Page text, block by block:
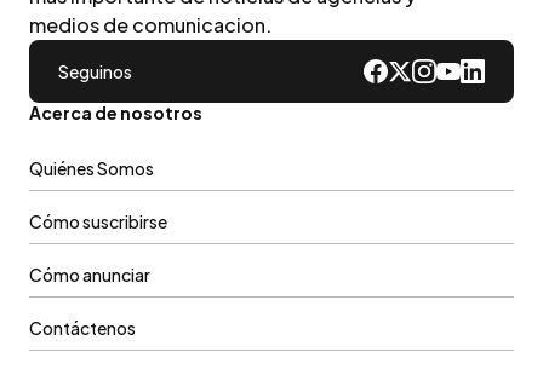
medios de comunicacion.
Seguinos
Acerca de nosotros
Quiénes Somos
Cómo suscribirse
Cómo anunciar
Contáctenos